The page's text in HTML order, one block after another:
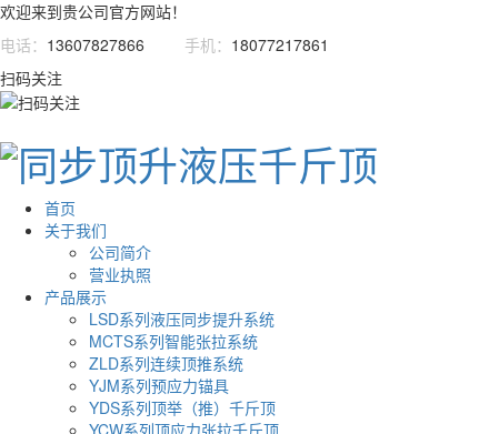
欢迎来到贵公司官方网站！
电话： 13607827866 手机： 18077217861
扫码关注
首页
关于我们
公司简介
营业执照
产品展示
LSD系列液压同步提升系统
MCTS系列智能张拉系统
ZLD系列连续顶推系统
YJM系列预应力锚具
YDS系列顶举（推）千斤顶